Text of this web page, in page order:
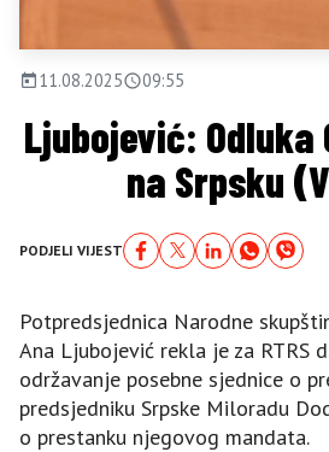
11.08.2025 09:55
Ljubojević: Odluka
na Srpsku
PODJELI VIJEST
Potpredsjednica Narodne
Ana Ljubojević rekla je za RTRS
održavanje posebne sjednice o
predsjedniku Srpske Miloradu
o prestanku njegovog mandata.